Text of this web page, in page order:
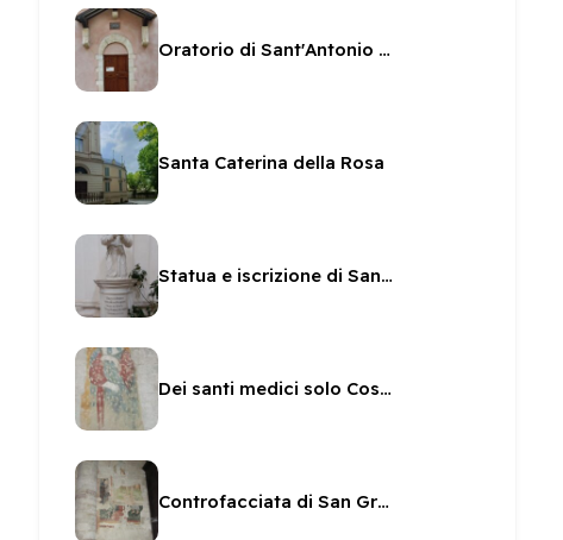
Oratorio di Sant'Antonio da Padova
Santa Caterina della Rosa
Statua e iscrizione di San Brizio in San Pietro
Dei santi medici solo Cosma
Controfacciata di San Gregorio - affreschi